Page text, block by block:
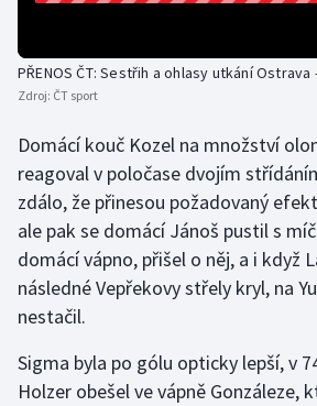
Parasport
Plavání
Ragby
Rychlobruslení
Rychlostní kanoistika
Short track
Sportovní střelba
PŘENOS ČT: Sestřih a ohlasy utkání Ostrava
Zdroj: ČT sport
Domácí kouč Kozel na množství
reagoval v poločase dvojím
zdálo, že přinesou požadovaný
ale pak se domácí Jánoš pustil s
domácí vápno, přišel o něj, a i když
následné Vepřekovy střely kryl, na
nestačil.
Sigma byla po gólu opticky lepší, v
Holzer obešel ve vápně Gonzáleze,